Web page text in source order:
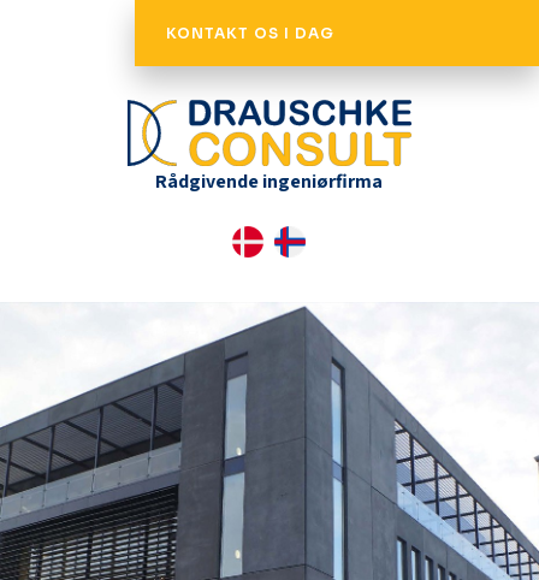
KONTAKT OS I DAG
​Rådgivende ingeniørfirma